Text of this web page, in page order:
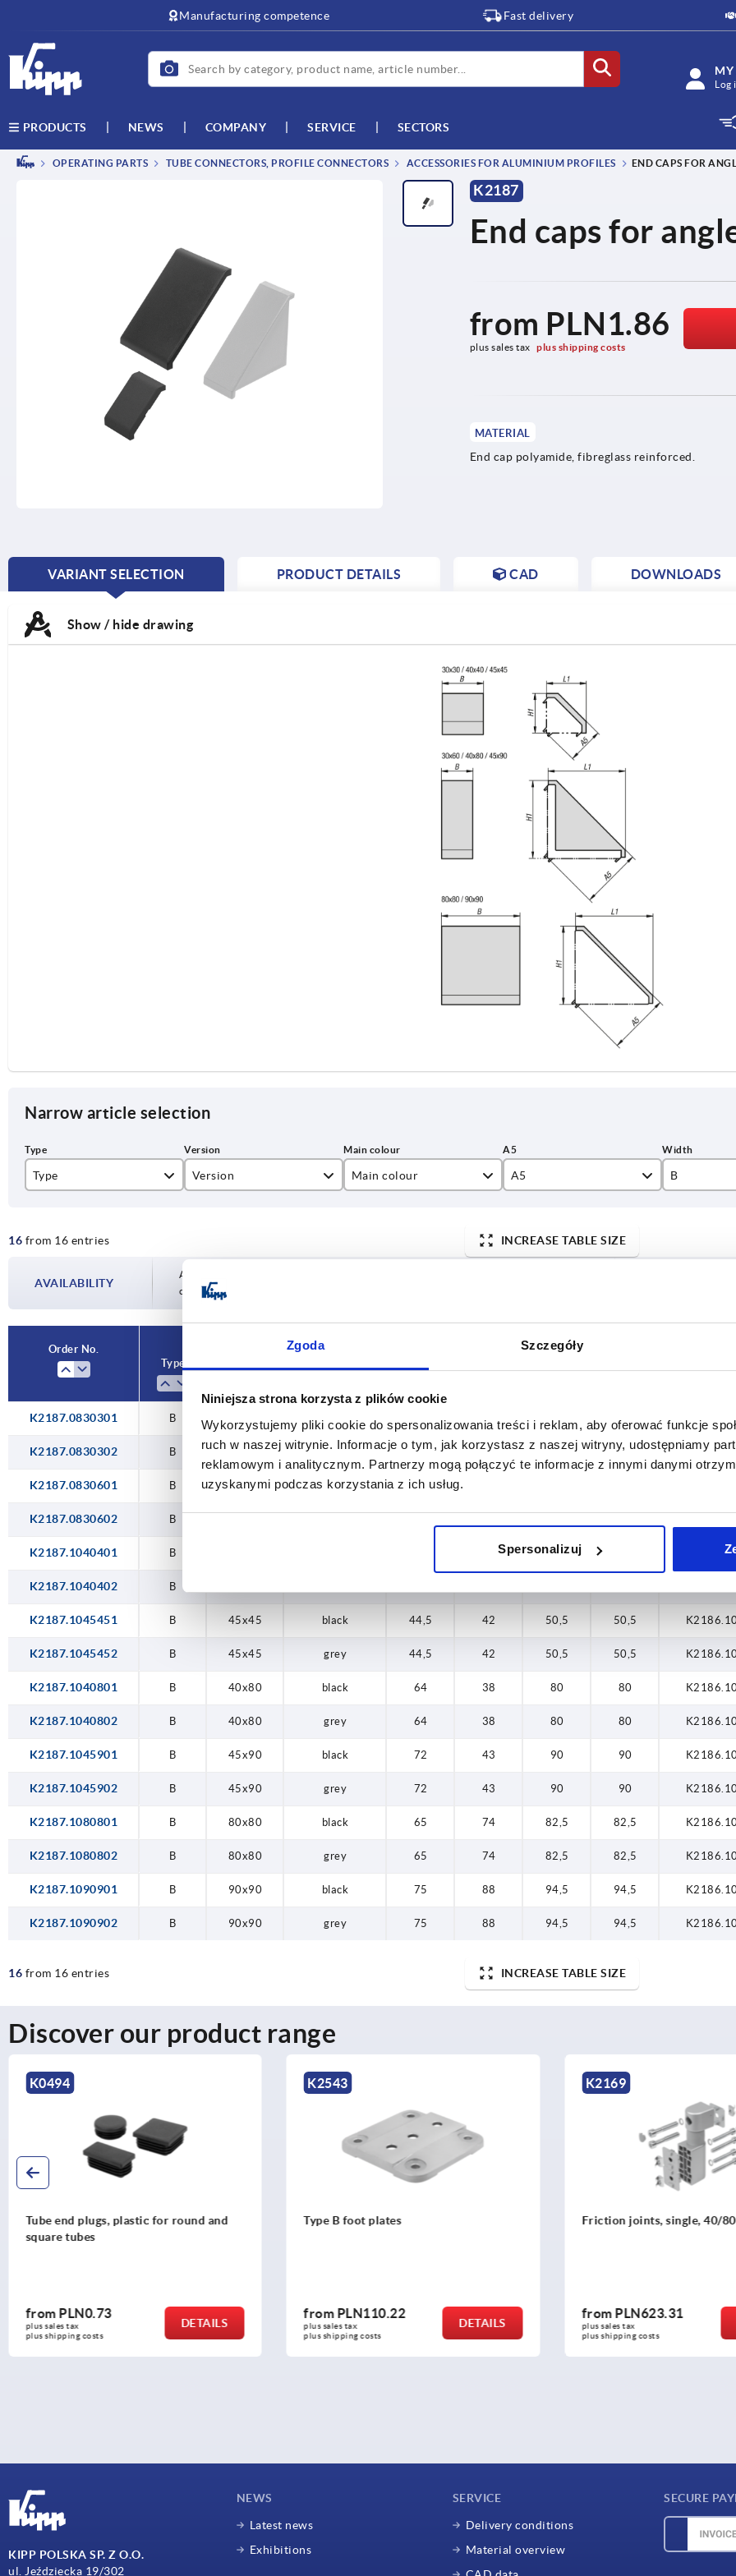
Zgoda Szczegóły
Niniejsza strona korzysta z plików cookie
Wykorzystujemy pliki cookie do spersonalizowania treści i reklam, aby oferować funkcje
ruch w naszej witrynie. Informacje o tym, jak korzystasz z naszej witryny, udostępniamy
reklamowym i analitycznym. Partnerzy mogą połączyć te informacje z innymi danymi
uzyskanymi podczas korzystania z ich usług.
Spersonalizuj
Manufacturing competence Fast delivery
MY
Log
PRODUCTS NEWS COMPANY SERVICE SECTORS
OPERATING PARTS TUBE CONNECTORS, PROFILE CONNECTORS ACCESSORIES FOR ALUMINIUM PROFILES END CAPS FOR
K2187
End caps for
from PLN1.86
plus sales tax plus shipping costs
MATERIAL
End cap polyamide, fibreglass reinforced.
VARIANT SELECTION
CURRENT
PRODUCT DETAILS CAD DOWNLOADS
Show / hide drawing
Narrow article selection
Type Version
45x90
80x80
90x90
Main colour A5
36,5
64
65
B
88
16 from 16 entries INCREASE TABLE SIZE
AVAILABILITY
Availability is updated several times a day at regular intervals. In the final step before
completing your order, you will be informed of the confirmed dispatch date.
Order No.
Type
K2187.0830301 B black 28 30 30
K2187.0830302 B 30x30 grey 28,5 28 30 30
K2187.0830601 B 30x60 black 48
K2187.0830602 B
K2187.1040401 B 41,5
K2187.1040402 B
K2187.1045451 B 45x45 black 44,5 42 50,5 50,5
K2187.1045452 B 45x45 grey 44,5 42 50,5 50,5
K2187.1040801 B 40x80 black 64 38 80 80
K2187.1040802 B 40x80 grey 64 38 80 80
K2187.1045901 B 45x90 black 72 43 90 90
K2187.1045902 B 45x90 grey 72 43 90 90
K2187.1080801 B 80x80 black 65 74 82,5 82,5
K2187.1080802 B 80x80 grey 65 74 82,5 82,5
K2187.1090901 B 90x90 black 75 88 94,5 94,5
K2187.1090902 B 90x90 grey 75 88 94,5 94,5
16 from 16 entries INCREASE TABLE SIZE
Discover our product range
Type B foot plates
fromPLN110.22
plus sales tax
plus shipping costs
DETAILS
Friction joints, single, 40/80 type B
fromPLN623.31
plus sales tax
plus shipping costs
DETAILS
Potential equaliser
fromPLN9.79
plus sales tax
plus shipping costs
KIPP POLSKA SP. Z O.O.
ul. Jeździecka 19/302
NEWS
Latest news
Exhibitions
SERVICE
Delivery conditions
Material overview
SECURE